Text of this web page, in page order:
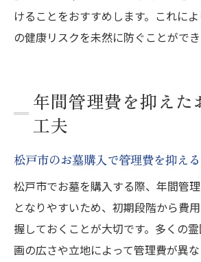
けることをおすすめします。これに
の健康リスクを未然に防ぐことができ
年間管理費を抑えた
工夫
松戸市のお墓購入で管理費を抑え
松戸市でお墓を購入する際、年間管
となりやすいため、初期段階から費
握しておくことが大切です。多くの
画の広さや立地によって管理費が異